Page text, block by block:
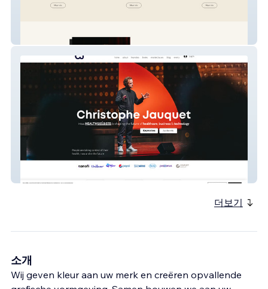
Matthias Foket
더보기
소개
Wij geven kleur aan uw merk en creëren opvallende